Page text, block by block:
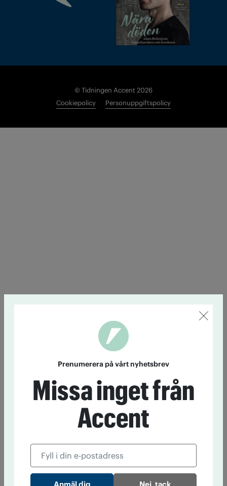
© Tidningen Accent 2026
Cookiepolicy
Personuppgiftspolicy
Prenumerera på vårt nyhetsbrev
Missa inget från
Accent
Nej, tack